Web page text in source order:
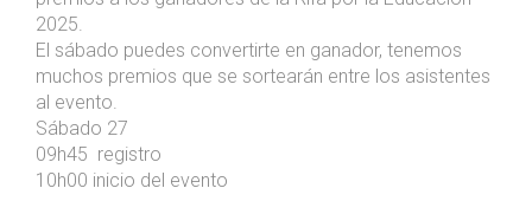
2025.
El sábado puedes convertirte en ganador, tenemos
muchos premios que se sortearán entre los asistentes
al evento.
Sábado 27
09h45 registro
10h00 inicio del evento